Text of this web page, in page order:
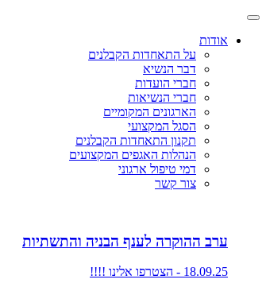
אודות
על התאחדות הקבלנים
דבר הנשיא
חברי הועדות
חברי הנשיאות
הארגונים המקומיים
הסגל המקצועי
תקנון התאחדות הקבלנים
הנהלות האגפים המקצועים
דמי טיפול ארגוני
צור קשר
ערב ההוקרה לענף הבניה והתשתיות
18.09.25 - הצטרפו אלינו !!!!